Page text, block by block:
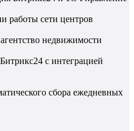
работы сети центров
недвижимости
с интеграцией
сбора ежедневных